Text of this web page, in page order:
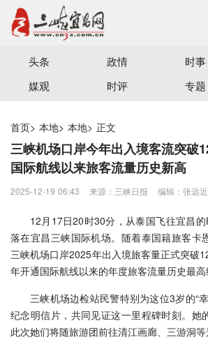
宜昌三峡融媒体中心主办
头条 政情 时事
媒观
时评 专题
首页> 本地> 本地> 正文
三峡机场口岸今年出入境客流突破
国际航线以来旅客流量历史新高
2025-12-19 06:43 来源：三峡日报 编辑：张远近
12月17日20时30分，从泰国飞往宜昌
落在宜昌三峡国际机场。随着泰国籍旅客卡
三峡机场口岸2025年出入境旅客量正式突破
年开通国际航线以来的年度旅客流量历史最高
三峡机场边检站民警特别为这位3岁的“
纪念明信片，共同见证这一里程碑时刻。她
此次她们将随旅游团前往清江画廊、三游洞等